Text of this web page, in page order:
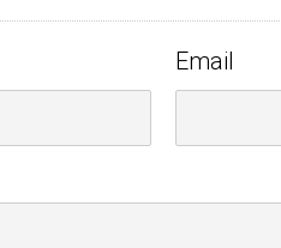
Email